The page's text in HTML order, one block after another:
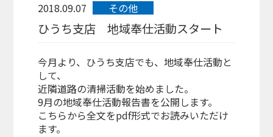
2018.09.07 その他
ひうち支店 地域奉仕活動スタート
今月より、ひうち支店でも、地域奉仕活動と
して、
近隣道路の清掃活動を始めました。
9月の地域奉仕活動報告書を公開します。
こちらから全文をpdf形式でお読みいただけ
ます。